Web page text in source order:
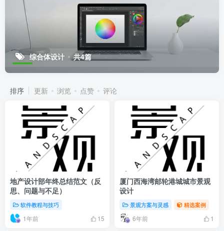
综合体设计 共4篇
排序 更新 浏览 点赞 评论
地产设计部年终总结范文（反
思、问题与不足）
软件教程与技巧
1年前 15
厦门西海湾邮轮港城城市景观
设计
景观方案与灵感 精选案例
6年前 1